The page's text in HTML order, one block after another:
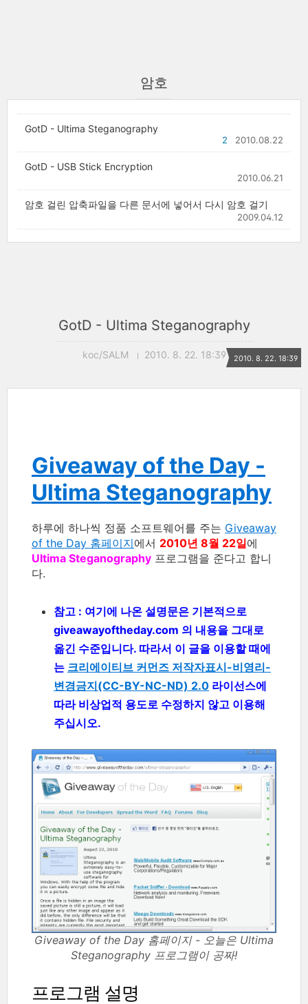
암호
GotD - Ultima Steganography
2010.08.22
2
GotD - USB Stick Encryption
2010.06.21
암호 걸린 압축파일을 다른 문서에 넣어서 다시 암호 걸기
2009.04.12
GotD - Ultima Steganography
koc/SALM 2010. 8. 22. 18:39 2010. 8. 22. 18:39
Giveaway of the Day -
Ultima Steganography
하루에 하나씩 정품 소프트웨어를 주는 Giveaway
of the Day 홈페이지에서 2010년 8월 22일에
Ultima Steganography 프로그램을 준다고 합니
다.
참고 : 여기에 나온 설명문은 기본적으로
giveawayoftheday.com 의 내용을 그대로
옮긴 수준입니다. 따라서 이 글을 이용할 때에
는 크리에이티브 커먼즈 저작자표시-비영리-
변경금지(CC-BY-NC-ND) 2.0 라이선스에
따라 비상업적 용도로 수정하지 않고 이용해
주십시오.
Giveaway of the Day 홈페이지 - 오늘은 Ultima
Steganography 프로그램이 공짜!
프로그램 설명